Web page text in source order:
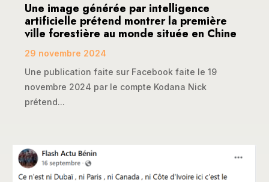
Une image générée par intelligence
artificielle prétend montrer la première
ville forestière au monde située en Chine
29 novembre 2024
Une publication faite sur Facebook faite le 19
novembre 2024 par le compte Kodana Nick
prétend...